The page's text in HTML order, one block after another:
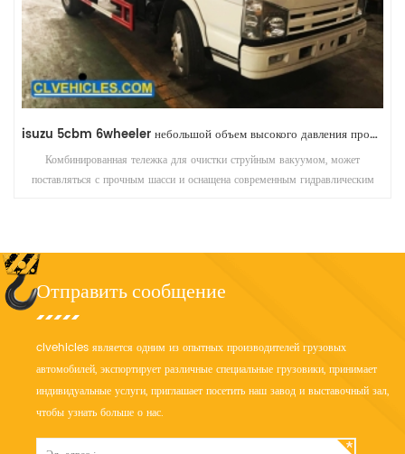
isuzu 10cbm 6wheeler средний объем 24 часа на заказ грузовик для мойки слива
вакуумные материалы высокого давления, вызывающие резервные копии и
блокировки. Насос помогает восстановить нормальный сток в канализацию и
Отправить сообщение
clvehicles является одним из опытных производителей грузовых
автомобилей, экспортирует различные специальные грузовики, принимает
индивидуальные услуги, приглашает посетить наш завод и выставочный зал,
чтобы узнать больше о нас.